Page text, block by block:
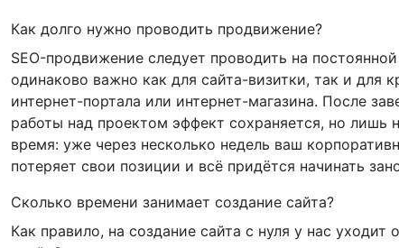
Как долго нужно проводить продвижение?
SEO-продвижение следует проводить на
одинаково важно как для сайта-визитки, так и для
интернет-портала или интернет-магазина. После
работы над проектом эффект сохраняется, но лишь
время: уже через несколько недель ваш
потеряет свои позиции и всё придётся начинать
Сколько времени занимает создание сайта?
Как правило, на создание сайта с нуля у нас уходит